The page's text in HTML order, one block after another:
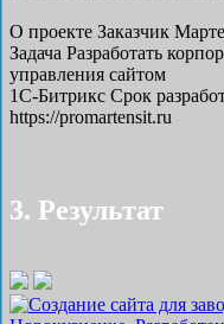
О проекте Заказчик
Задача Разработать
управления сайтом
1С-Битрикс Срок
https://promartensit.ru
3. Результат